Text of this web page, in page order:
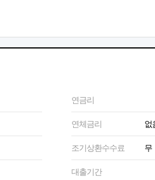
연금리
연체금리 없
조기상환수수료 무
대출기간